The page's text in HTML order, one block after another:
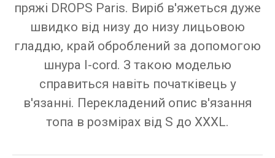
пряжі DROPS Paris. Виріб в'яжеться дуже
швидко від низу до низу лицьовою
гладдю, край оброблений за допомогою
шнура I-cord. З такою моделью
справиться навіть початківець у
в'язанні. Перекладений опис в'язання
топа в розмірах від S до XXXL.